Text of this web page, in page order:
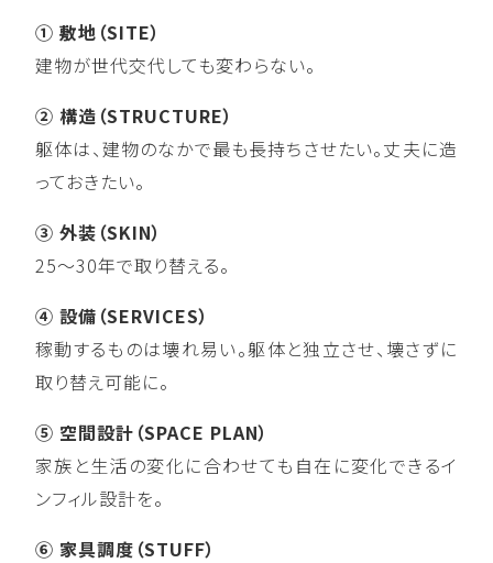
① 敷地（SITE）
建物が世代交代しても変わらない。
② 構造（STRUCTURE）
躯体は、建物のなかで最も長持ちさせたい。丈夫に造
っておきたい。
③ 外装（SKIN）
25〜30年で取り替える。
④ 設備（SERVICES）
稼動するものは壊れ易い。躯体と独立させ、壊さずに
取り替え可能に。
⑤ 空間設計（SPACE PLAN）
家族と生活の変化に合わせても自在に変化できるイ
ンフィル設計を。
⑥ 家具調度（STUFF）